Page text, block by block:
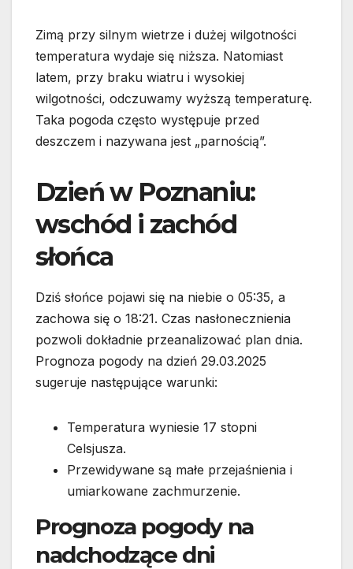
Zimą przy silnym wietrze i dużej wilgotności
temperatura wydaje się niższa. Natomiast
latem, przy braku wiatru i wysokiej
wilgotności, odczuwamy wyższą temperaturę.
Taka pogoda często występuje przed
deszczem i nazywana jest „parnością”.
Dzień w Poznaniu:
wschód i zachód
słońca
Dziś słońce pojawi się na niebie o 05:35, a
zachowa się o 18:21. Czas nasłonecznienia
pozwoli dokładnie przeanalizować plan dnia.
Prognoza pogody na dzień 29.03.2025
sugeruje następujące warunki:
Temperatura wyniesie 17 stopni
Celsjusza.
Przewidywane są małe przejaśnienia i
umiarkowane zachmurzenie.
Prognoza pogody na
nadchodzące dni